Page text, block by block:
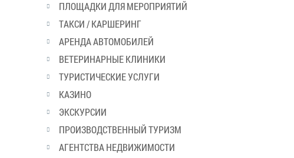
ПЛОЩАДКИ ДЛЯ МЕРОПРИЯТИЙ
ТАКСИ / КАРШЕРИНГ
АРЕНДА АВТОМОБИЛЕЙ
ВЕТЕРИНАРНЫЕ КЛИНИКИ
ТУРИСТИЧЕСКИЕ УСЛУГИ
КАЗИНО
ЭКСКУРСИИ
ПРОИЗВОДСТВЕННЫЙ ТУРИЗМ
АГЕНТСТВА НЕДВИЖИМОСТИ